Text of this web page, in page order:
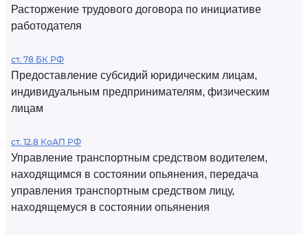
Расторжение трудового договора по инициативе
работодателя
ст. 78 БК РФ
Предоставление субсидий юридическим лицам,
индивидуальным предпринимателям, физическим
лицам
ст. 12.8 КоАП РФ
Управление транспортным средством водителем,
находящимся в состоянии опьянения, передача
управления транспортным средством лицу,
находящемуся в состоянии опьянения